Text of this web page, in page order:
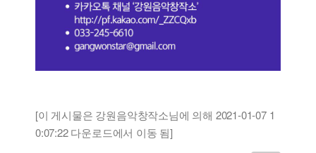
[이 게시물은 강원음악창작소님에 의해 2021-01-07 1
0:07:22 다운로드에서 이동 됨]